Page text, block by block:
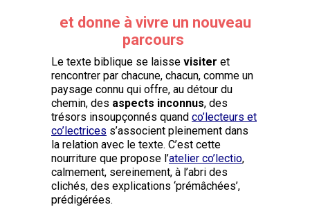
et donne à vivre un nouveau
parcours
Le texte biblique se laisse visiter et
rencontrer par chacune, chacun, comme un
paysage connu qui offre, au détour du
chemin, des aspects inconnus, des
trésors insoupçonnés quand co’lecteurs et
co’lectrices s’associent pleinement dans
la relation avec le texte. C’est cette
nourriture que propose l’atelier co’lectio,
calmement, sereinement, à l’abri des
clichés, des explications ‘prémâchées’,
prédigérées.